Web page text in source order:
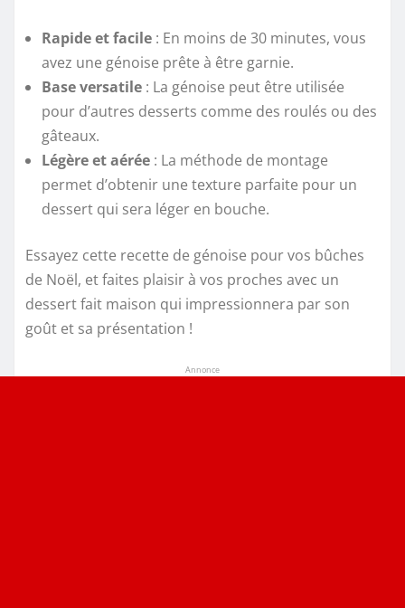
Rapide et facile : En moins de 30 minutes, vous
avez une génoise prête à être garnie.
Base versatile : La génoise peut être utilisée
pour d’autres desserts comme des roulés ou des
gâteaux.
Légère et aérée : La méthode de montage
permet d’obtenir une texture parfaite pour un
dessert qui sera léger en bouche.
Essayez cette recette de génoise pour vos bûches
de Noël, et faites plaisir à vos proches avec un
dessert fait maison qui impressionnera par son
goût et sa présentation !
Annonce